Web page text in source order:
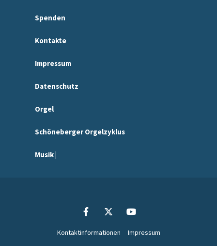
Spenden
Kontakte
Impressum
Datenschutz
Orgel
Schöneberger Orgelzyklus
Musik |
Kontaktinformationen Impressum